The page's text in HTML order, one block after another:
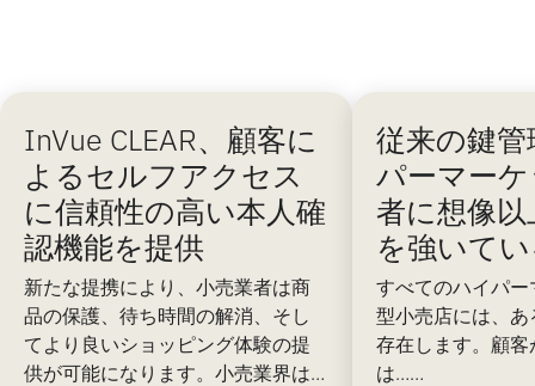
InVue CLEAR、顧客に
よるセルフアクセス
に信頼性の高い本人確
認機能を提供
新たな提携により、小売業者は商
品の保護、待ち時間の解消、そし
てより良いショッピング体験の提
供が可能になります。小売業界は…
従来の鍵
パーマー
者に想像
を強いて
すべてのハイパ
型小売店には、
存在します。顧
は……